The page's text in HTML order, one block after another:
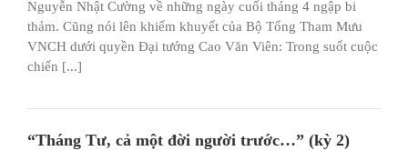
Nguyễn Nhật Cường về những ngày cuối tháng 4 ngập bi
thảm. Cũng nói lên khiếm khuyết của Bộ Tổng Tham Mưu
VNCH dưới quyền Đại tướng Cao Văn Viên: Trong suốt cuộc
chiến [...]
“Tháng Tư, cả một đời người trước…” (kỳ 2)